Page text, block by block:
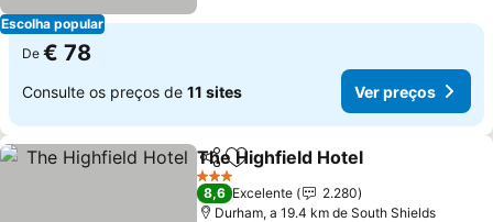
Escolha popular
De € 78
Consulte os preços de 11 sites Ver preços
PartilharAdicionar aos favoritos
The Highfield Hotel
3 Estrelas
8,6 Excelente
2.280
Durham, a 19.4 km de South Shields